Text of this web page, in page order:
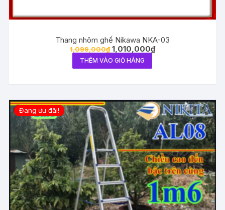
Thang nhôm ghế Nikawa NKA-03
1,099,000₫ 1,010,000₫
THÊM VÀO GIỎ HÀNG
Đang ưu đãi!